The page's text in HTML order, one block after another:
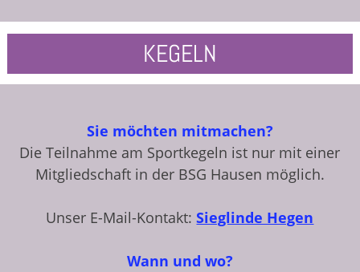
KEGELN
Sie möchten mitmachen?
Die Teilnahme am Sportkegeln ist nur mit einer
Mitgliedschaft in der BSG Hausen möglich.
Unser E-Mail-Kontakt:Sieglinde Hegen
Wann und wo?